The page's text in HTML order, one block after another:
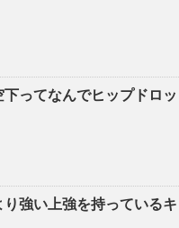
下ってなんでヒップドロッ
り強い上強を持っているキ